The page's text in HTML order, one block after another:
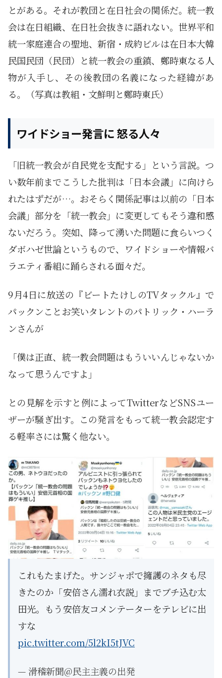
とがある。それが教団と在日社会の関係だ。統一教
会は在日組織、在日社会抜きに語れない。世界平和
統一家庭連合の聖地、新宿・成約ビルは在日本大韓
民国民団（民団）と統一教会の重鎮、鄭時東なる人
物が入手し、その後教団の名義になった経緯があ
る。（写真は教組・文鮮明と鄭時東氏）
ワイドショー発言に 怒る人々
「旧統一教会が自民党を支配する」という言説。つ
い数年前までこうした批判は「日本会議」に向けら
れたはずだが…。おそらく関係記事は以前の「日本
会議」部分を「統一教会」に変更してもそう違和感
ないだろう。突如、降って湧いた問題に食らいつく
ダボハゼ世論というもので、ワイドショーや情報バ
ラエティ番組に踊らされる面々だ。
9月4日に放送の『ビートたけしのTVタックル』で
パックンことお笑いタレントのパトリック・ハーラ
ンさんが
「僕は正直、統一教会問題はもういいんじゃないか
なって思うんですよ」
との見解を示すと例によってTwitterなどSNSユー
ザーが騒ぎ出す。この発言をもって統一教会認定す
る軽率さには驚く他ない。
これもたまげた。サンジャポで擁護のネタも尽
きたのか「安倍さん濡れ衣説」までブチ込む太
田光。もう安倍友コメンテーターをテレビに出
すな
pic.twitter.com/5l2kI5tJVC
— 滑稽新聞@民主主義の出発